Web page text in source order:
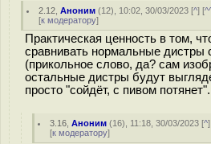
2.12 ,Аноним (12), 10:02, 30/03/2023 [^] [
[к модератору]
Практическая ценность в том,
сравнивать нормальные дистры
(прикольное слово, да? сам
остальные дистры будут
просто "сойдёт, с пивом потянет".
3.16 ,Аноним (16), 11:18, 30/03/2023 [^
[к модератору]